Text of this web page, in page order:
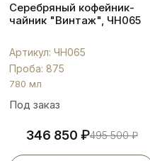
Серебряный кофейник-
чайник "Винтаж", ЧН065
Артикул: ЧН065
Проба: 875
780 мл
Под заказ
346 850 ₽495 500₽